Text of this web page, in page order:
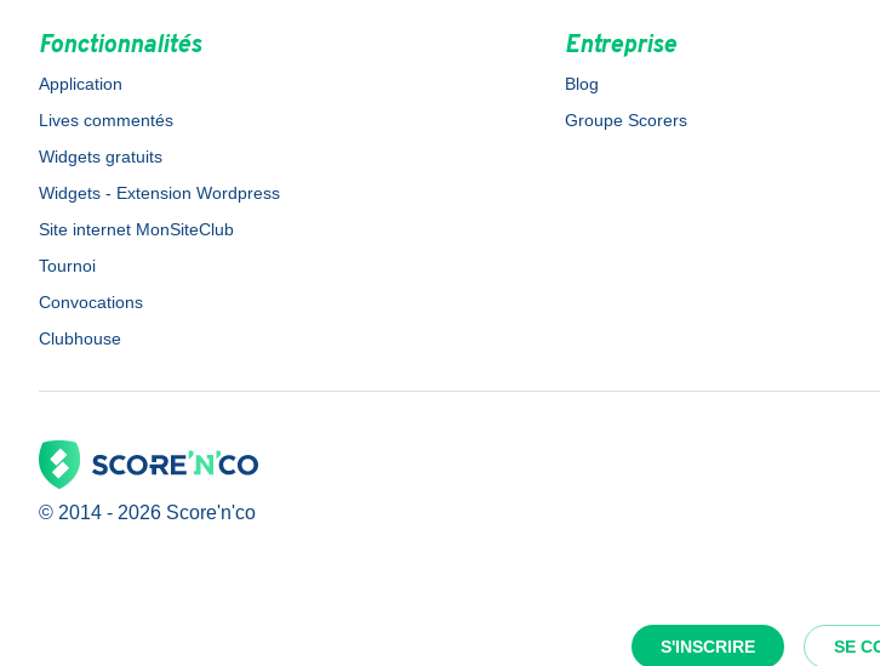
S'INSCRIRE SE
Fonctionnalités
Application
Lives commentés
Widgets gratuits
Widgets - Extension Wordpress
Site internet MonSiteClub
Tournoi
Convocations
Clubhouse
Entreprise
Blog
Groupe Scorers
© 2014 - 2026 Score'n'co